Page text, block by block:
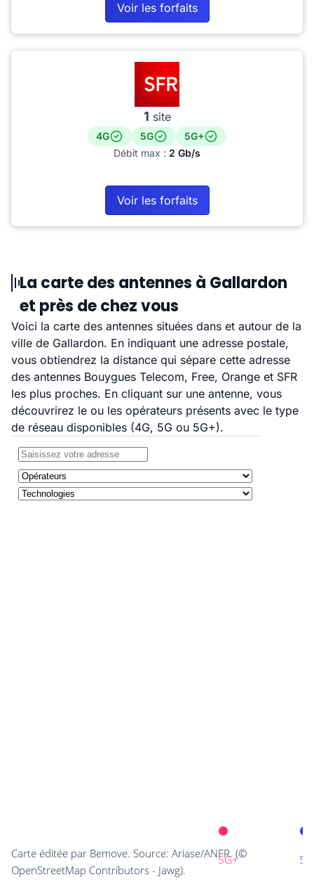
Voir les forfaits
1 site
4G 5G
5G+
Débit max : 2 Gb/s
Voir les forfaits
La carte des antennes à Gallardon
et près de chez vous
Voici la carte des antennes situées dans et autour de la
ville de Gallardon. En indiquant une adresse postale,
vous obtiendrez la distance qui sépare cette adresse
des antennes Bouygues Telecom, Free, Orange et SFR
les plus proches. En cliquant sur une antenne, vous
découvrirez le ou les opérateurs présents avec le type
de réseau disponibles (4G, 5G ou 5G+).